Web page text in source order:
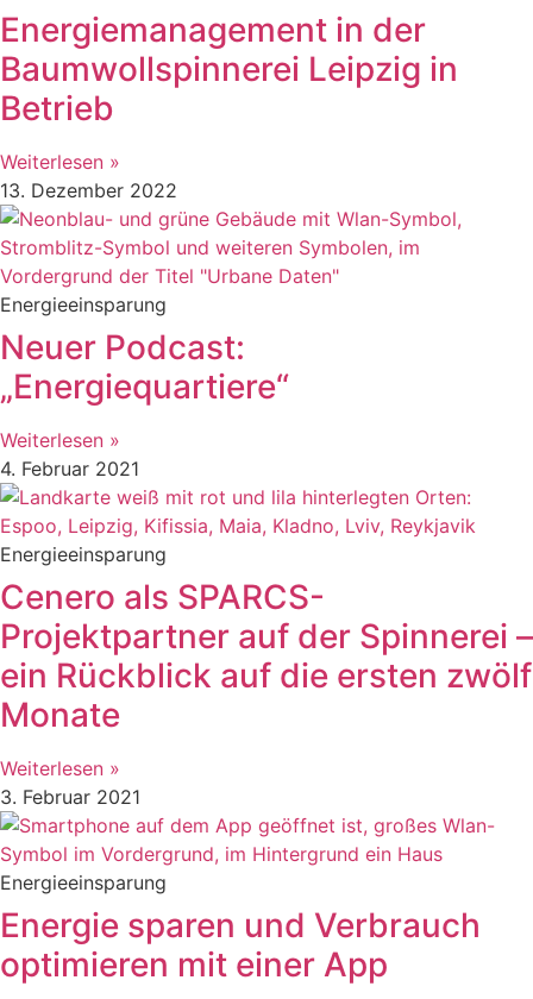
Energiemanagement in der
Baumwollspinnerei Leipzig in
Betrieb
Weiterlesen »
13. Dezember 2022
Energieeinsparung
Neuer Podcast:
„Energiequartiere“
Weiterlesen »
4. Februar 2021
Energieeinsparung
Cenero als SPARCS-
Projektpartner auf der Spinnerei –
ein Rückblick auf die ersten zwölf
Monate
Weiterlesen »
3. Februar 2021
Energieeinsparung
Energie sparen und Verbrauch
optimieren mit einer App